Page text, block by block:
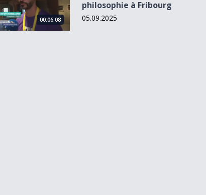
00:06:08
philosophie à Fribourg
05.09.2025